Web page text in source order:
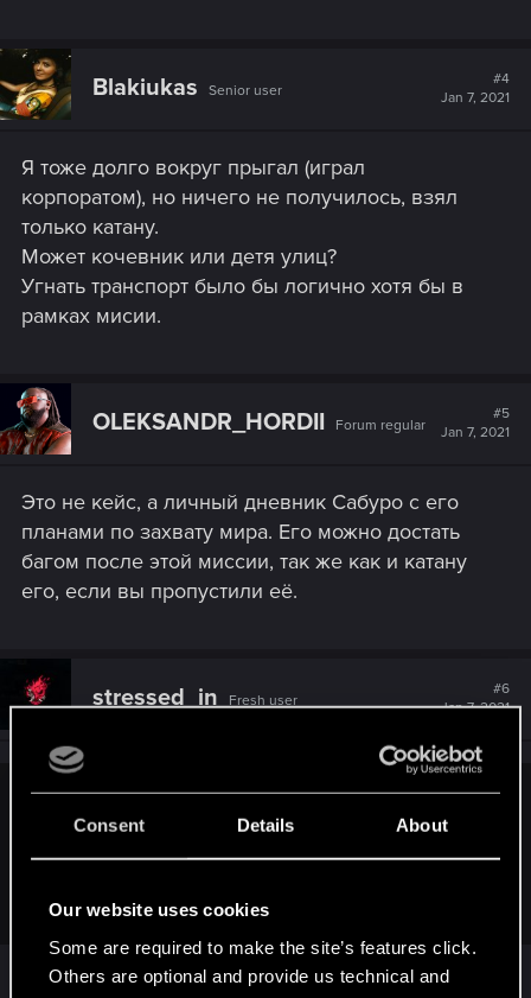
Consent Details About
Our website uses cookies
Some are required to make the site’s features click.
Others are optional and provide us technical and
Сабуро в салоне этого шатла.
Blakiukas Senior user
#4
Jan 7, 2021
Я тоже долго вокруг прыгал (играл
корпоратом), но ничего не получилось, взял
только катану.
Может кочевник или детя улиц?
Угнать транспорт было бы логично хотя бы в
рамках мисии.
OLEKSANDR_HORDII Forum regular
#5
Jan 7, 2021
Это не кейс, а личный дневник Сабуро с его
планами по захвату мира. Его можно достать
багом после этой миссии, так же как и катану
его, если вы пропустили её.
stressed_in Fresh user
#6
Jan 7, 2021
миссии, так же как и катану его, если вы пропустили её.
точно, у парня какого-то на YT был видос по